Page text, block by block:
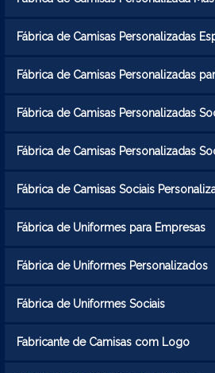
Fábrica de Camisas Personalizadas
Fábrica de Camisas Personalizadas
Fábrica de Camisas Personalizadas
Fábrica de Camisas Personalizadas
Fábrica de Camisas Sociais
Fábrica de Uniformes para Empresas
Fábrica de Uniformes Personalizados
Fábrica de Uniformes Sociais
Fabricante de Camisas com Logo